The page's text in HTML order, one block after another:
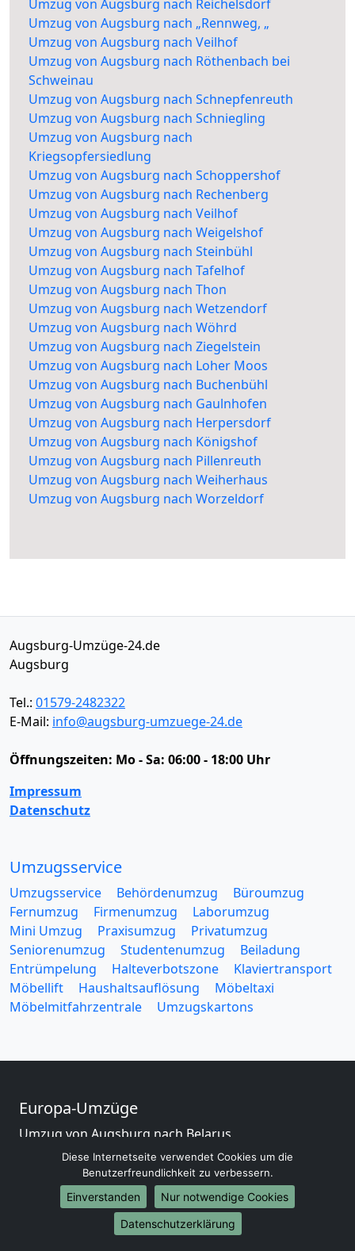
Umzug von Augsburg nach Reichelsdorf
Umzug von Augsburg nach „Rennweg, „
Umzug von Augsburg nach Veilhof
Umzug von Augsburg nach Röthenbach bei
Schweinau
Umzug von Augsburg nach Schnepfenreuth
Umzug von Augsburg nach Schniegling
Umzug von Augsburg nach
Kriegsopfersiedlung
Umzug von Augsburg nach Schoppershof
Umzug von Augsburg nach Rechenberg
Umzug von Augsburg nach Veilhof
Umzug von Augsburg nach Weigelshof
Umzug von Augsburg nach Steinbühl
Umzug von Augsburg nach Tafelhof
Umzug von Augsburg nach Thon
Umzug von Augsburg nach Wetzendorf
Umzug von Augsburg nach Wöhrd
Umzug von Augsburg nach Ziegelstein
Umzug von Augsburg nach Loher Moos
Umzug von Augsburg nach Buchenbühl
Umzug von Augsburg nach Gaulnhofen
Umzug von Augsburg nach Herpersdorf
Umzug von Augsburg nach Königshof
Umzug von Augsburg nach Pillenreuth
Umzug von Augsburg nach Weiherhaus
Umzug von Augsburg nach Worzeldorf
Augsburg-Umzüge-24.de
Augsburg
Tel.: 01579-2482322
E-Mail: info@augsburg-umzuege-24.de
Öffnungszeiten: Mo - Sa: 06:00 - 18:00 Uhr
Impressum
Datenschutz
Umzugsservice
Umzugsservice Behördenumzug
Büroumzug
Fernumzug
Firmenumzug
Laborumzug
Mini Umzug
Praxisumzug
Privatumzug
Seniorenumzug
Studentenumzug
Beiladung
Entrümpelung
Halteverbotszone
Klaviertransport
Möbellift
Haushaltsauflösung
Möbeltaxi
Möbelmitfahrzentrale
Umzugskartons
Europa-Umzüge
Umzug von Augsburg nach Belarus
Umzug von Augsburg nach Belgien
Umzug von Augsburg nach Bulgarien
Umzug von Augsburg nach Dänemark
Umzug von Augsburg nach England
Umzug von Augsburg nach Portugal
Diese Internetseite verwendet Cookies um die
Benutzerfreundlichkeit zu verbessern.
Einverstanden
Nur notwendige Cookies
Datenschutzerklärung